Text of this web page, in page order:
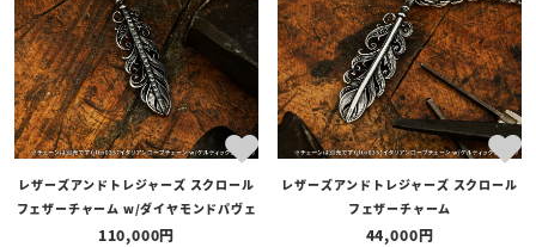
レザーズアンドトレジャーズ スクロール
フェザーチャーム w/ダイヤモンドパヴェ
110,000
レザーズアンドトレジャーズ スクロール
フェザーチャーム
44,000